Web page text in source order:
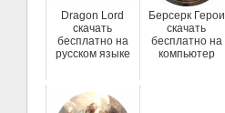
Dragon Lord
скачать
бесплатно на
русском языке
Берсерк Герои
скачать
бесплатно на
компьютер